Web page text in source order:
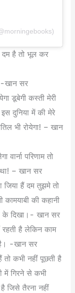
है तो भूल कर
-खान सर
डूबेगी कस्ती मेरी
इस दुनिया में की मेरे
भी रोयेगा! – खान
परिणाम तो
– खान सर
जिया हैं दम तुझमे तो
की कहानी
के दिखा।- खान सर
है लेकिन काम
-खान सर
तो कभी नहीं पूछती है
में गिरने से कभी
है जिसे तैरना नहीं